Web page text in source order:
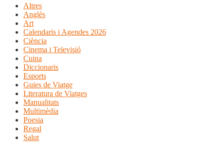
Altres
Anglès
Art
Calendaris i Agendes 2026
Ciència
Cinema i Televisió
Cuina
Diccionaris
Esports
Guies de Viatge
Literatura de Viatges
Manualitats
Multimèdia
Poesia
Regal
Salut